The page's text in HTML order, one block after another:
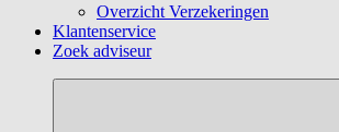
Overzicht Verzekeringen
Klantenservice
Zoek adviseur